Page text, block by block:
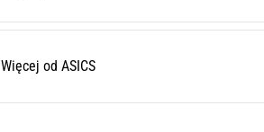
Więcej od ASICS